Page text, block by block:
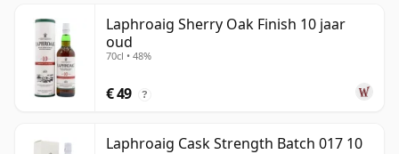
Laphroaig Sherry Oak Finish 10 jaar
oud
70cl • 48%
€ 49 ?
Laphroaig Cask Strength Batch 017 10